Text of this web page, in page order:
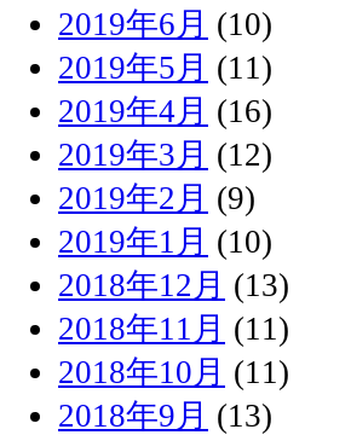
2019年6月 (10)
2019年5月 (11)
2019年4月 (16)
2019年3月 (12)
2019年2月 (9)
2019年1月 (10)
2018年12月 (13)
2018年11月 (11)
2018年10月 (11)
2018年9月 (13)